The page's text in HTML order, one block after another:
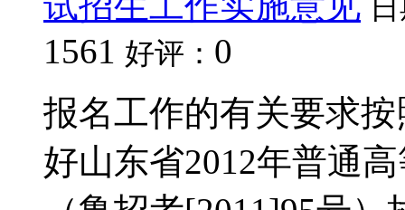
1561 好评： 0
报名工作的有关要求
好山东省2012年普通